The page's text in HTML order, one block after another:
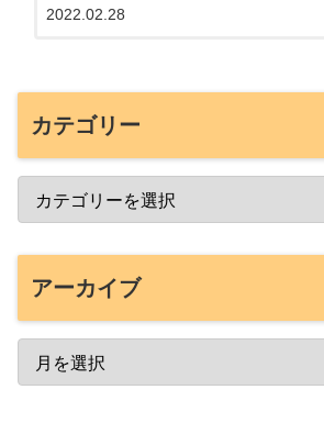
2022.02.28
カテゴリー
アーカイブ